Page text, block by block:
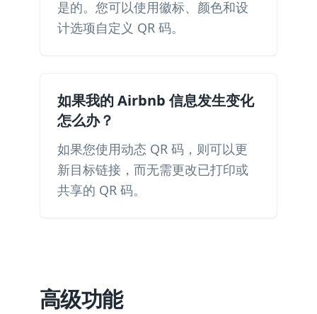
是的。您可以使用徽标、颜色和设
计选项自定义 QR 码。
如果我的 Airbnb 信息发生变化
怎么办？
如果您使用动态 QR 码，则可以更
新目标链接，而无需更改已打印或
共享的 QR 码。
高级功能